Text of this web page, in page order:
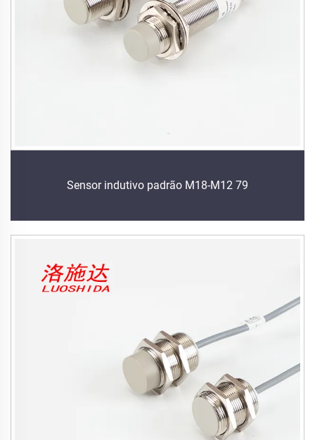
Sensor indutivo padrão M18-M12 79